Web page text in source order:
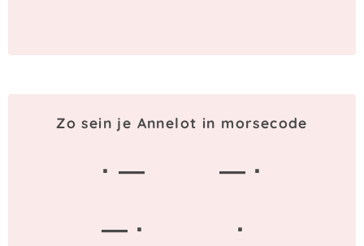
Zo sein je Annelot in morsecode
· —
— ·
— ·
·